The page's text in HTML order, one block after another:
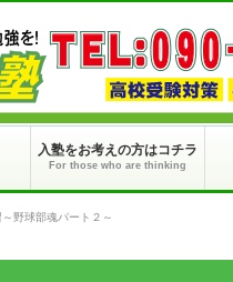
入塾をお考えの方はコチラ
For those who are thinking
野球部魂パート２～